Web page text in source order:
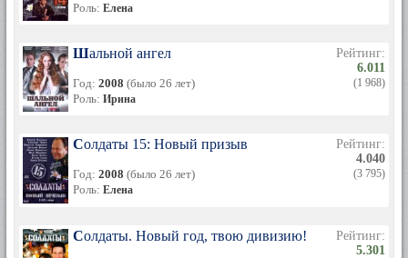
Роль: Елена
Шальной ангел
Год: 2008 (было 26 лет)
Роль: Ирина
Рейтинг:
6.011
(1 968)
Солдаты 15: Новый призыв
Год: 2008 (было 26 лет)
Роль: Елена
Рейтинг:
4.040
(3 795)
Солдаты. Новый год, твою дивизию!
Рейтинг:
5.301